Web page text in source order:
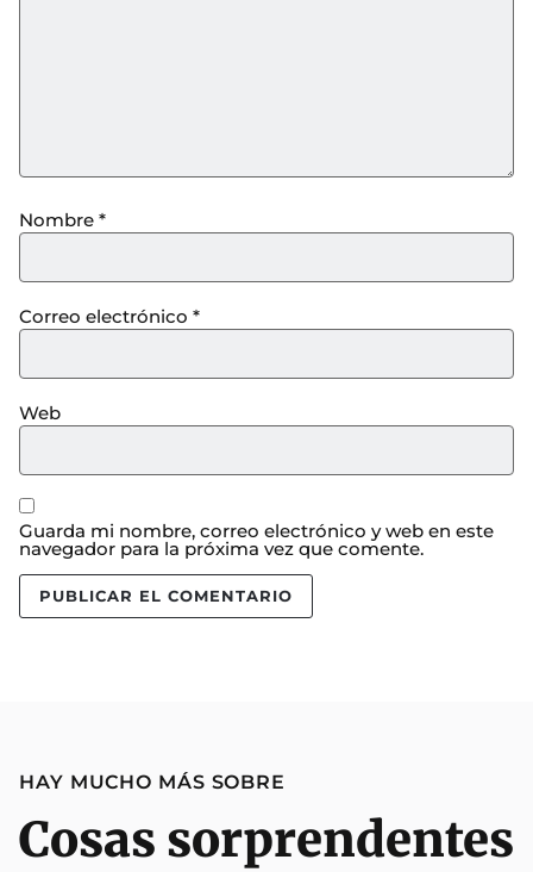
Nombre *
Correo electrónico *
Web
Guarda mi nombre, correo electrónico y web en este
navegador para la próxima vez que comente.
HAY MUCHO MÁS SOBRE
Cosas sorprendentes